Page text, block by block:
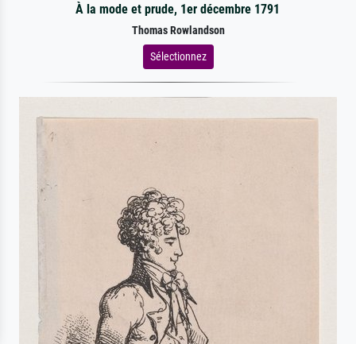
À la mode et prude, 1er décembre 1791
Thomas Rowlandson
Sélectionnez